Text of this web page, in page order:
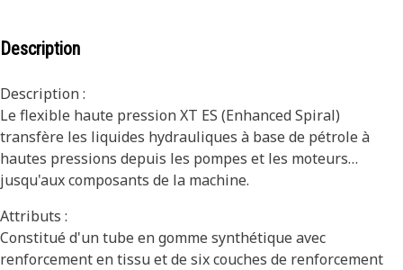
Description
Description :
Le flexible haute pression XT ES (Enhanced Spiral)
transfère les liquides hydrauliques à base de pétrole à
hautes pressions depuis les pompes et les moteurs
jusqu'aux composants de la machine.
Attributs :
Constitué d'un tube en gomme synthétique avec
renforcement en tissu et de six couches de renforcement